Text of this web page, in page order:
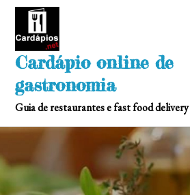
Skip
Cardápio online de
gastronomia
Guia de restaurantes e fast food delivery